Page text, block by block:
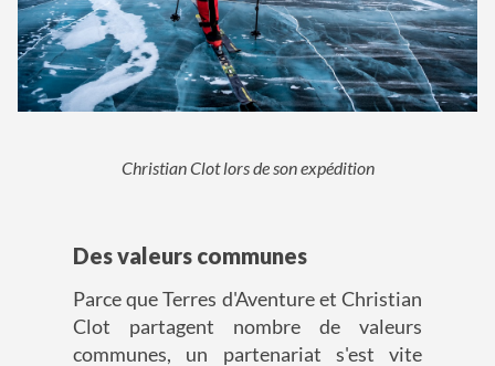
Christian Clot lors de son expédition
Des valeurs communes
Parce que Terres d'Aventure et Christian
Clot partagent nombre de valeurs
communes, un partenariat s'est vite